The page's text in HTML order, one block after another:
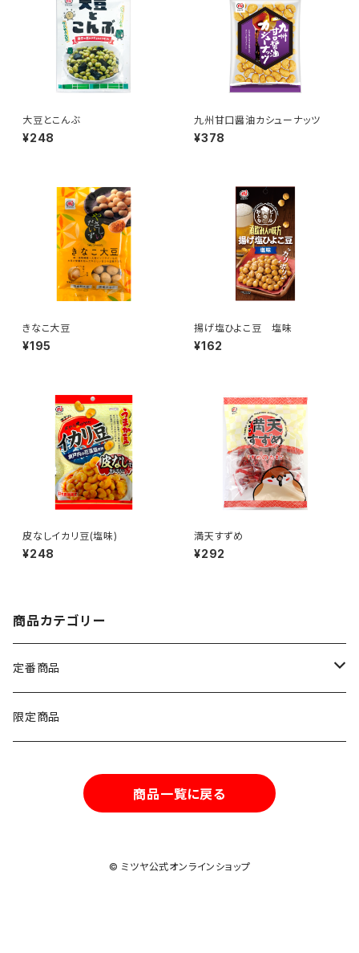
大豆とこんぶ
¥248
九州甘口醤油カシューナッツ
¥378
きなこ大豆
¥195
揚げ塩ひよこ豆 塩味
¥162
皮なしイカリ豆(塩味)
¥248
満天すずめ
¥292
商品カテゴリー
定番商品
ナッツ類
限定商品
商品一覧に戻る
© ミツヤ公式オンラインショップ